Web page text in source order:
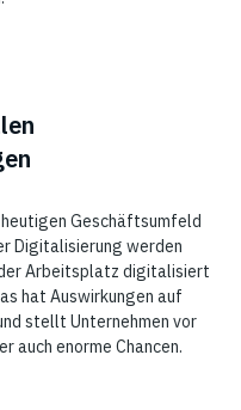
Geschäftsumfeld
Digitalisierung werden
Arbeitsplatz digitalisiert
hat Auswirkungen auf
stellt Unternehmen vor
auch enorme Chancen.